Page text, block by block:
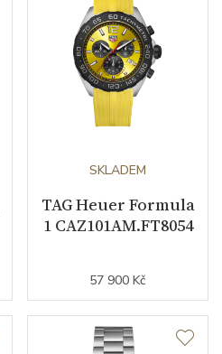
SKLADEM
TAG Heuer Formula
1 CAZ101AM.FT8054
57 900 Kč